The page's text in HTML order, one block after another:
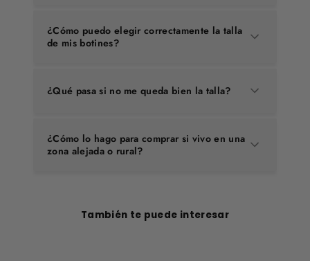
¿Cómo puedo elegir correctamente la talla
de mis botines?
¿Qué pasa si no me queda bien la talla?
¿Cómo lo hago para comprar si vivo en una
zona alejada o rural?
También te puede interesar